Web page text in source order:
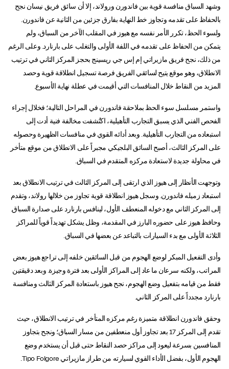
وشهد السباق منافسة قوية بين فاندورن ورولاند، إلا أن سائق فريق نيسان نجح
بالحفاظ على تقدمه وتجاوز خط النهاية بفارق جزئين من الثانية عن فاندورن.
ولسوء الحظ، تكرر الأمر نفسه مع هيوز في المقلب الآخر من السباق، ولم
يتمكن من الحفاظ على تقدمه في اللفة الأولى والتغلب على بارنارد. وعلى الرغم
من ذلك، نجح فريق مازيراتي إم إس جي ريسينج بحجز المركز الثاني في ترتيب
الانطلاق، وهو موقع يتيح لسائقي الفريق فرصة تسجيل انطلاقة قوية وحصد
المزيد من النقاط خلال المنافسات التي أقيمت في عطلة نهاية الأسبوع.
واستمر مسلسل سوء الحظ بملاحقة فاندورن في المراحل التالية؛ فخلال إجراء
الفحص الفني الذي يسبق التجارب التأهيلية، اكتُشفت مخالفة فنية أدت إلى
استبعاده من التجارب التأهيلية. وبعد أدائه القوي في منافسات الظهيرة وحصوله
على المركز الثالث، أصبح السائق البلجيكي مجبراً على الانطلاق من موقع متأخر
في محاولة جديدة لاستعادة مركزه المتقدم في السباق.
وتوجهت الأنظار إلى هيوز الذي ارتقى إلى المركز الثالث في ترتيب الانطلاق بعد
استبعاد زميله فاندورن. وسجل هيوز انطلاقة قوية تجاوز من خلالها رولاند، وتقدم
إلى المركز الثاني مع دخوله المنعطف الأول، لينافس بارنارد على صدارة السباق.
وحافظ هيوز على حضوره البارز في المقدمة، وظل يشكل تهديداً قوياً للمراكز
الثلاثة الأولى مع بدء السيارات بالتباعد عن بعضها في السباق.
وأدى التفعيل المبكر لوضع الهجوم من قبل السائقين خلفه إلى تراجع هيوز بعض
المراتب، ولكنه سرعان ما عاد إلى المراكز الأولى بعد فترة وجيزة. وبعد دقيقتين
فقط من قيامه بتفعيل وضع الهجوم، نجح هيوز باستعادة المركز الثالث ومنافسة
بارنارد مجدداً على المركز الثاني.
وحقق فاندورن انطلاقة متميزة رغم مركزه المتأخر في ترتيب الانطلاق، حيث
تقدم إلى المركز 17 بعد تجاوز أول منعطفين من مسار السباق؛ ونجح بتجاوز
المنافسين بسرعة ليعود إلى مراكز حصد النقاط حتى قبل أن يستخدم وضع
الهجوم الأول، بفضل الأداء القوي لسيارته من طراز مازيراتي Tipo Folgore.